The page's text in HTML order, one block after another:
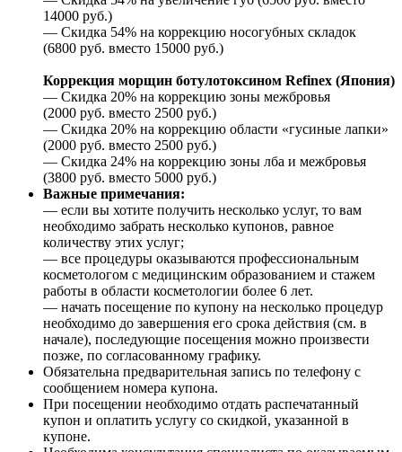
14000 руб.)
— Скидка 54% на коррекцию носогубных складок
(6800 руб. вместо 15000 руб.)
Коррекция морщин ботулотоксином Rеfinех (Япония)
— Скидка 20% на коррекцию зоны межбровья
(2000 руб. вместо 2500 руб.)
— Скидка 20% на коррекцию области «гусиные лапки»
(2000 руб. вместо 2500 руб.)
— Скидка 24% на коррекцию зоны лба и межбровья
(3800 руб. вместо 5000 руб.)
Важные примечания:
— если вы хотите получить несколько услуг, то вам
необходимо забрать несколько купонов, равное
количеству этих услуг;
— все процедуры оказываются профессиональным
косметологом с медицинским образованием и стажем
работы в области косметологии более 6 лет.
— начать посещение по купону на несколько процедур
необходимо до завершения его срока действия (см. в
начале), последующие посещения можно произвести
позже, по согласованному графику.
Обязательна предварительная запись по телефону с
сообщением номера купона.
При посещении необходимо отдать распечатанный
купон и оплатить услугу со скидкой, указанной в
купоне.